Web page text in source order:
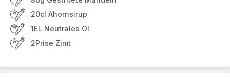
20cl Ahornsirup
1EL Neutrales Öl
2Prise Zimt